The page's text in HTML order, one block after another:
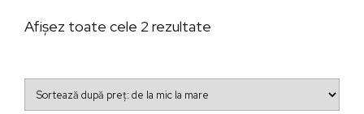
Afișez toate cele 2 rezultate